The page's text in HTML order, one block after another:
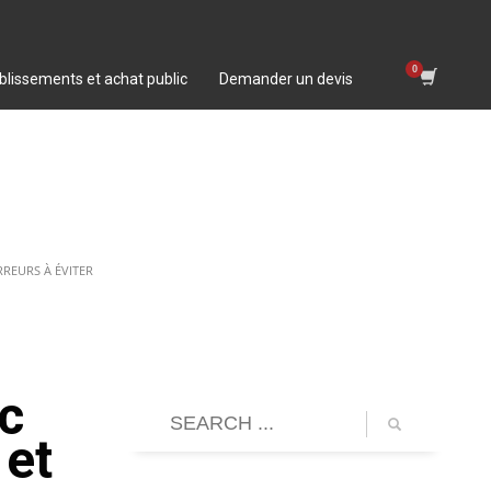
et achat public Demander un devis
À ÉVITER